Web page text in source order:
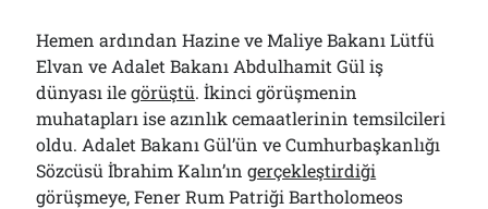
Hemen ardından Hazine ve Maliye Bakanı Lütfü
Elvan ve Adalet Bakanı Abdulhamit Gül iş
dünyası ilegörüştü. İkinci görüşmenin
muhatapları ise azınlık cemaatlerinin temsilcileri
oldu. Adalet Bakanı Gül’ün ve Cumhurbaşkanlığı
Sözcüsü İbrahim Kalın’ıngerçekleştirdiği
görüşmeye, Fener Rum Patriği Bartholomeos